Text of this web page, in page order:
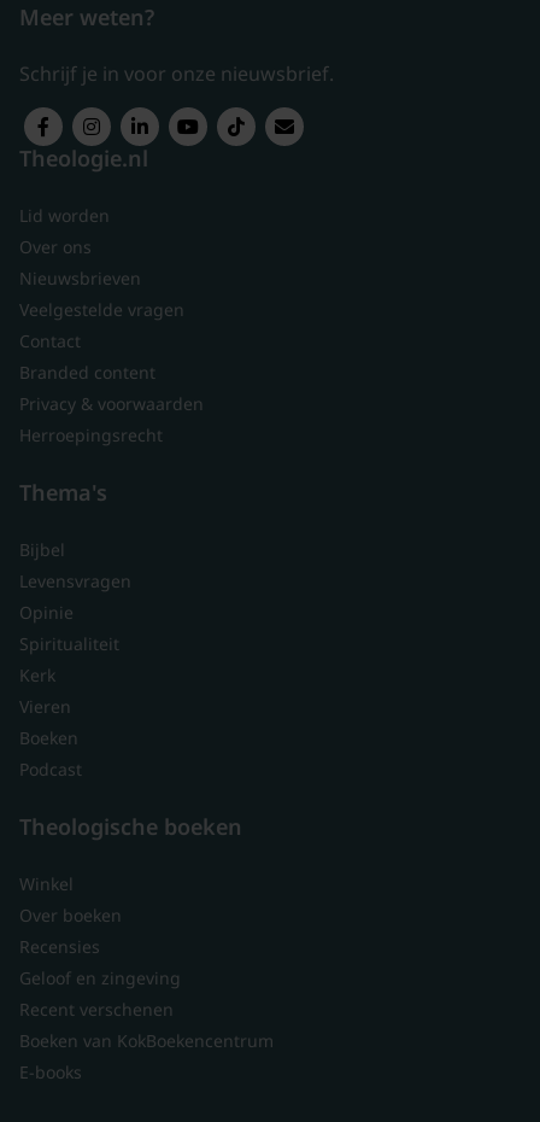
Meer weten?
Schrijf je in voor onze nieuwsbrief.
Theologie.nl
Lid worden
Over ons
Nieuwsbrieven
Veelgestelde vragen
Contact
Branded content
Privacy & voorwaarden
Herroepingsrecht
Thema's
Bijbel
Levensvragen
Opinie
Spiritualiteit
Kerk
Vieren
Boeken
Podcast
Theologische boeken
Winkel
Over boeken
Recensies
Geloof en zingeving
Recent verschenen
Boeken van KokBoekencentrum
E-books